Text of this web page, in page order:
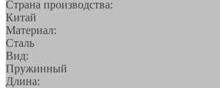
Страна производства:
Китай
Материал:
Сталь
Вид:
Пружинный
Длина: